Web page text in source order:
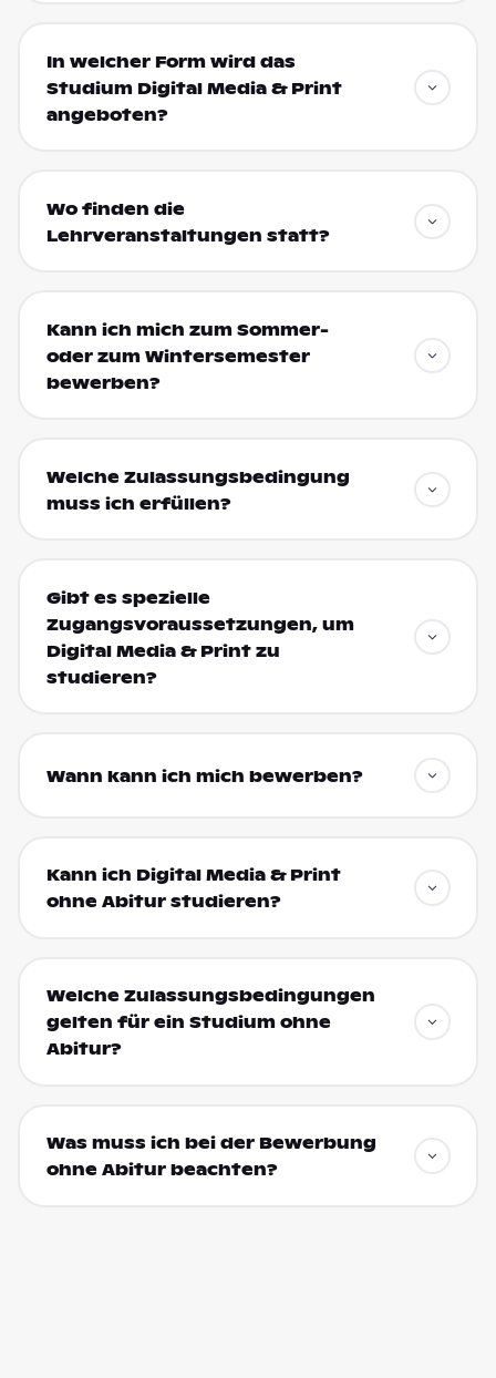
In welcher Form wird das
Studium Digital Media & Print
angeboten?
Wo finden die
Lehrveranstaltungen statt?
Kann ich mich zum Sommer-
oder zum Wintersemester
bewerben?
Welche Zulassungsbedingung
muss ich erfüllen?
Gibt es spezielle
Zugangsvoraussetzungen, um
Digital Media & Print zu
studieren?
Wann kann ich mich bewerben?
Kann ich Digital Media & Print
ohne Abitur studieren?
Welche Zulassungsbedingungen
gelten für ein Studium ohne
Abitur?
Was muss ich bei der Bewerbung
ohne Abitur beachten?